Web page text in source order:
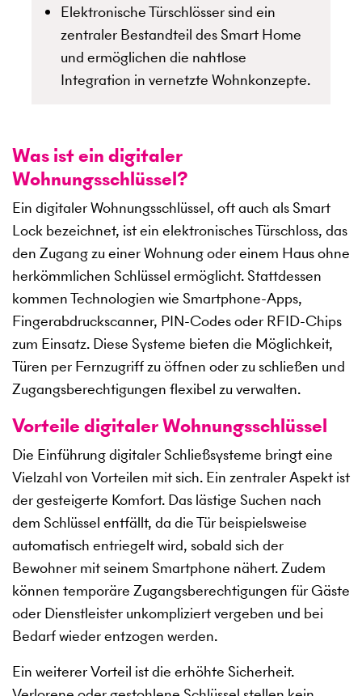
Elektronische Türschlösser sind ein
zentraler Bestandteil des Smart Home
und ermöglichen die nahtlose
Integration in vernetzte Wohnkonzepte.
Was ist ein digitaler
Wohnungsschlüssel?
Ein digitaler Wohnungsschlüssel, oft auch als Smart
Lock bezeichnet, ist ein elektronisches Türschloss, das
den Zugang zu einer Wohnung oder einem Haus ohne
herkömmlichen Schlüssel ermöglicht. Stattdessen
kommen Technologien wie Smartphone-Apps,
Fingerabdruckscanner, PIN-Codes oder RFID-Chips
zum Einsatz. Diese Systeme bieten die Möglichkeit,
Türen per Fernzugriff zu öffnen oder zu schließen und
Zugangsberechtigungen flexibel zu verwalten.
Vorteile digitaler Wohnungsschlüssel
Die Einführung digitaler Schließsysteme bringt eine
Vielzahl von Vorteilen mit sich. Ein zentraler Aspekt ist
der gesteigerte Komfort. Das lästige Suchen nach
dem Schlüssel entfällt, da die Tür beispielsweise
automatisch entriegelt wird, sobald sich der
Bewohner mit seinem Smartphone nähert. Zudem
können temporäre Zugangsberechtigungen für Gäste
oder Dienstleister unkompliziert vergeben und bei
Bedarf wieder entzogen werden.
Ein weiterer Vorteil ist die erhöhte Sicherheit.